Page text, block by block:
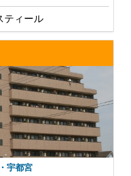
ィール
宇都宮